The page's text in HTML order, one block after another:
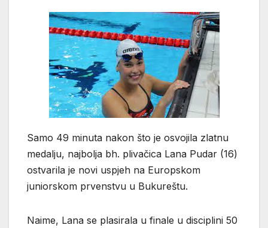
Samo 49 minuta nakon što je osvojila zlatnu
medalju, najbolja bh. plivačica Lana Pudar (16)
ostvarila je novi uspjeh na Europskom
juniorskom prvenstvu u Bukureštu.
Naime, Lana se plasirala u finale u disciplini 50